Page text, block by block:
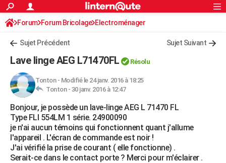
ACTUALITÉS
Politique
Société
Faits Divers
Education
Monde
Villes
+
FINANCE
Retraite
Impôts
Epargne
Immobilier
Risques naturels par ville
Banque
Assurance
Crédit
AUTO
Essais
Réserver un essai
Citadines
Berlines
SUV
Forum auto
+HIGH-TECH
Mobiles
Meilleur smartphone
Internet
Ordinateurs
Jeux vidéo
Guide high-tech
+BRICOLAGE
Forum
Aménagement intérieur
Extérieur
Cuisine
Salle de bains
Jardinage
Rangement
WEEK-END
S'inscrire
Connexion
Forum Forum Bricolage Electroménager
Sujet Précédent Sujet Suivant
Lave linge AEG L71470FL Résolu
Tonton- Modifié le 24 janv. 2016 à 18:25
Tonton - 30 janv. 2016 à 12:47
Bonjour, je possède un lave-linge AEG L 71470 FL
Type FLI 554LM 1 série. 24900090
je n'ai aucun témoins qui fonctionnent quant j'allume
l'appareil . L'écran de commande est noir !
J'ai vérifié la prise de courant ( elle fonctionne) .
Serait-ce dans le contact porte ? Merci pour m'éclairer .